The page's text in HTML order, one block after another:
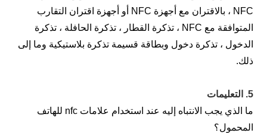
NFC ، بالاقتران مع أجهزة NFC أو أجهزة اقتران التقارب
المتوافقة مع NFC ، تذكرة القطار ، تذكرة الحافلة ، تذكرة
، تذكرة دخول وبطاقة قسيمة تذكرة بلاستيكية وما إلى
ما الذي يجب الانتباه إليه عند استخدام علامات nfc للهاتف